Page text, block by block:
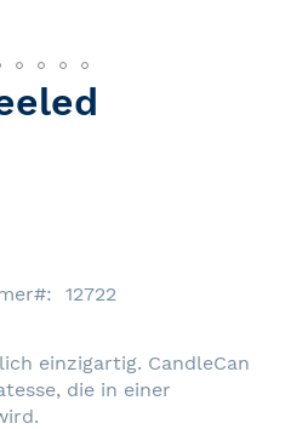
12722
einzigartig. CandleCan
die in einer